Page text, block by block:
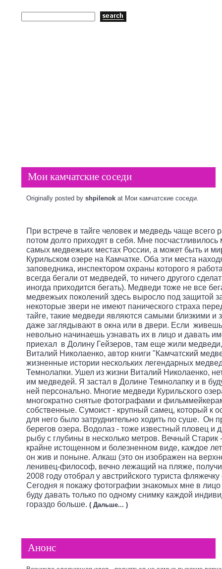
Мои камчатские соседи
Originally posted by shpilenok at Мои камчатские соседи.
При встрече в тайге человек и медведь чаще всего
потом долго приходят в себя. Мне
самых медвежьих местах России, а может быть и
Курильском озере на Камчатке. Оба эти места
заповедника, инспектором охраны которого я
всегда бегали от медведей, то ничего другого
иногда приходится бегать). Медведи тоже не все
медвежьих поколений здесь выросло под защитой
некоторые звери не имеют панического страха
тайге, такие медведи являются самыми близкими и
даже заглядывают в окна или в двери. Если
невольно начинаешь узнавать их в лицо и давать
приехал в Долину Гейзеров, там еще жили
Виталий Николаенко, автор книги "Камчатский
жизненные истории нескольких легендарных
Темнолапки. Ушел из жизни Виталий Николаенко,
им медведей. Я застал в Долине Темнолапку и в
ней персонально. Многие медведи Курильского
многократно снятые фотографами и
собственные. Сумоист - крупный самец, который к
для него было затруднительно ходить по суше. Он
берегов озера. Водолаз - тоже известный пловец и
рыбу с глубины в несколько метров. Вечный Старик
крайне истощенном и болезненном виде, каждое
он жив и поныне. Алкаш (это он изображен на
ленивец-философ, вечно лежащий на пляже,
2008 году отобрал у австрийского туриста
Сегодня я покажу фотографии знакомых мне в
буду давать только по одному снимку каждой
гораздо больше. ( Дальше... )
Анонс